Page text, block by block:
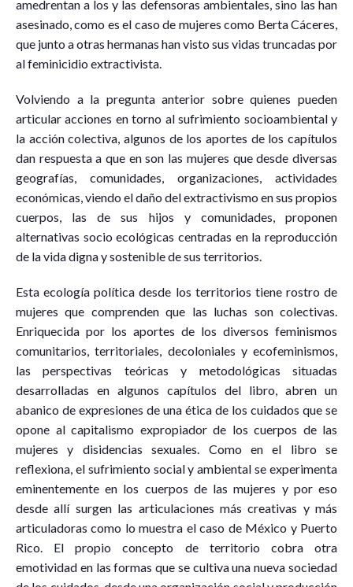
amedrentan a los y las defensoras ambientales, sino las han
asesinado, como es el caso de mujeres como Berta Cáceres,
que junto a otras hermanas han visto sus vidas truncadas por
al feminicidio extractivista.
Volviendo a la pregunta anterior sobre quienes pueden
articular acciones en torno al sufrimiento socioambiental y
la acción colectiva, algunos de los aportes de los capítulos
dan respuesta a que en son las mujeres que desde diversas
geografías, comunidades, organizaciones, actividades
económicas, viendo el daño del extractivismo en sus propios
cuerpos, las de sus hijos y comunidades, proponen
alternativas socio ecológicas centradas en la reproducción
de la vida digna y sostenible de sus territorios.
Esta ecología política desde los territorios tiene rostro de
mujeres que comprenden que las luchas son colectivas.
Enriquecida por los aportes de los diversos feminismos
comunitarios, territoriales, decoloniales y ecofeminismos,
las perspectivas teóricas y metodológicas situadas
desarrolladas en algunos capítulos del libro, abren un
abanico de expresiones de una ética de los cuidados que se
opone al capitalismo expropiador de los cuerpos de las
mujeres y disidencias sexuales. Como en el libro se
reflexiona, el sufrimiento social y ambiental se experimenta
eminentemente en los cuerpos de las mujeres y por eso
desde allí surgen las articulaciones más creativas y más
articuladoras como lo muestra el caso de México y Puerto
Rico. El propio concepto de territorio cobra otra
emotividad en las formas que se cultiva una nueva sociedad